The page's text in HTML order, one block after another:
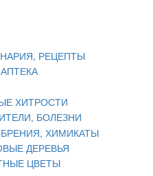
РЕЦЕПТЫ
ХИТРОСТИ
БОЛЕЗНИ
ХИМИКАТЫ
ДЕРЕВЬЯ
ЦВЕТЫ